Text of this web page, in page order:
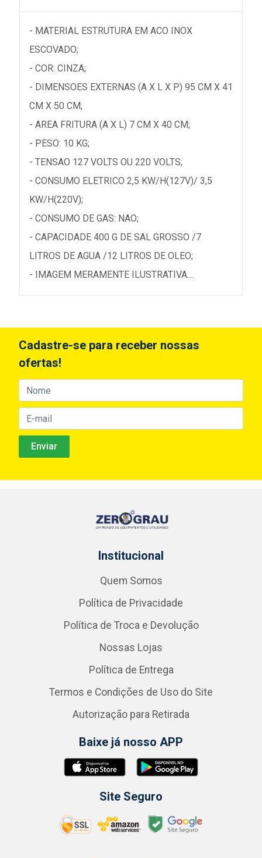
- MATERIAL ESTRUTURA EM ACO INOX
ESCOVADO;
- COR: CINZA;
- DIMENSOES EXTERNAS (A X L X P) 95 CM X 41
CM X 50 CM;
- AREA FRITURA (A X L) 7 CM X 40 CM;
- PESO: 10 KG;
- TENSAO 127 VOLTS OU 220 VOLTS;
- CONSUMO ELETRICO 2,5 KW/H(127V)/ 3,5
KW/H(220V);
- CONSUMO DE GAS: NAO;
- CAPACIDADE 400 G DE SAL GROSSO /7
LITROS DE AGUA /12 LITROS DE OLEO;
- IMAGEM MERAMENTE ILUSTRATIVA....
Cadastre-se para receber nossas
ofertas!
Institucional
Quem Somos
Política de Privacidade
Política de Troca e Devolução
Nossas Lojas
Política de Entrega
Termos e Condições de Uso do Site
Autorização para Retirada
Baixe já nosso APP
Site Seguro